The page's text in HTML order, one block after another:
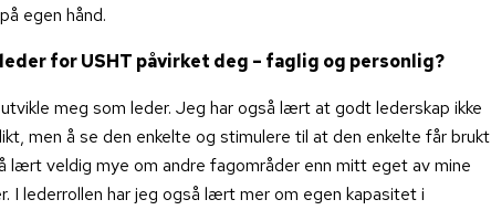
egen hånd.
for USHT påvirket deg – faglig og personlig?
meg som leder. Jeg har også lært at godt lederskap ikke
men å se den enkelte og stimulere til at den enkelte får brukt
lært veldig mye om andre fagområder enn mitt eget av mine
I lederrollen har jeg også lært mer om egen kapasitet i